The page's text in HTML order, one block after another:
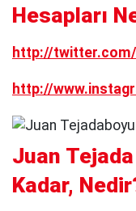
Hesapları
http://
http://
Juan
Kadar,